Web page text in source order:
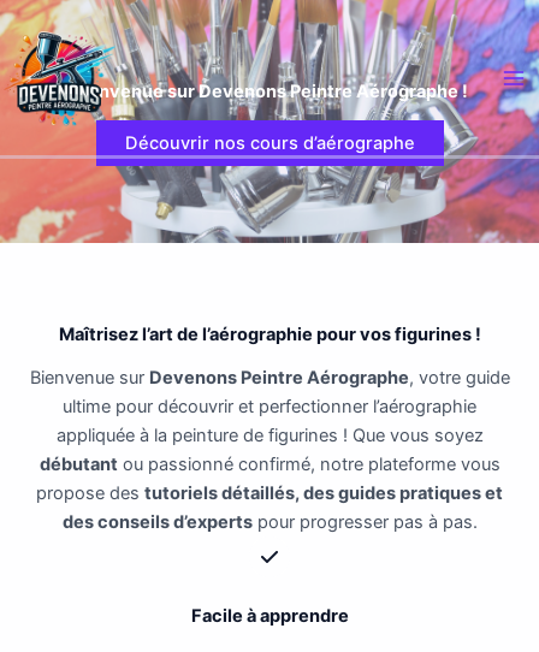
Aller
au
contenu
Bienvenue sur Devenons Peintre Aérographe !
Découvrir nos cours d’aérographe
Maîtrisez l’art de l’aérographie pour vos figurines !
Bienvenue sur Devenons Peintre Aérographe, votre guide
ultime pour découvrir et perfectionner l’aérographie
appliquée à la peinture de figurines ! Que vous soyez
débutantou passionné confirmé, notre plateforme vous
propose des tutoriels détaillés, des guides pratiques et
des conseils d’expertspour progresser pas à pas.
Facile à apprendre